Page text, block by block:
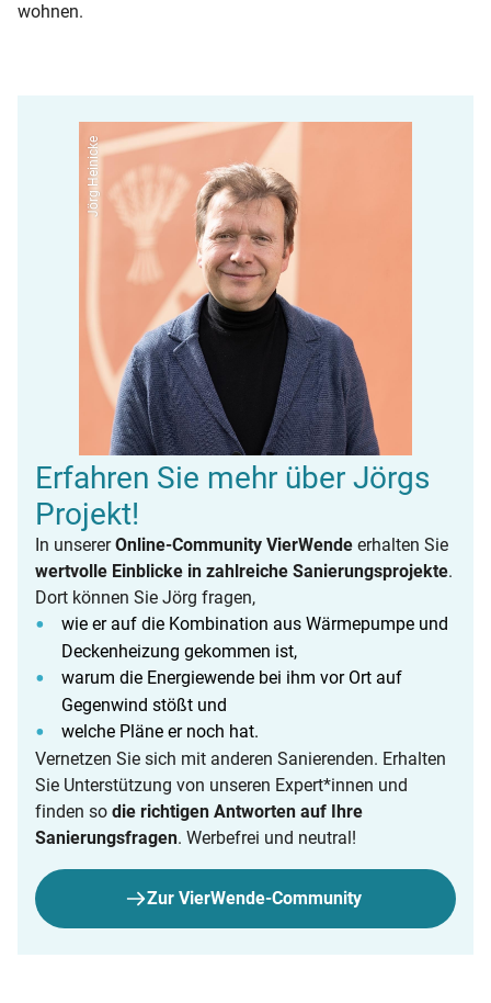
wohnen.
Jörg Heinicke
Erfahren Sie mehr über Jörgs
Projekt!
In unsererOnline-Community VierWende erhalten Sie
wertvolle Einblicke in zahlreiche Sanierungsprojekte.
Dort können Sie Jörg fragen,
wie er auf die Kombination aus Wärmepumpe und
Deckenheizung gekommen ist,
warum die Energiewende bei ihm vor Ort auf
Gegenwind stößt und
welche Pläne er noch hat.
Vernetzen Sie sich mit anderen Sanierenden. Erhalten
Sie Unterstützung von unseren Expert*innen und
finden so die richtigen Antworten auf Ihre
Sanierungsfragen. Werbefrei und neutral!
Zur VierWende-Community